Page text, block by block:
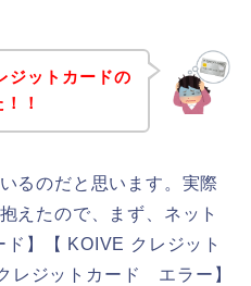
ジットカードの
！
るのだと思います。実際
えたので、まず、ネット
】【 KOIVE クレジット
レジットカード エラー】